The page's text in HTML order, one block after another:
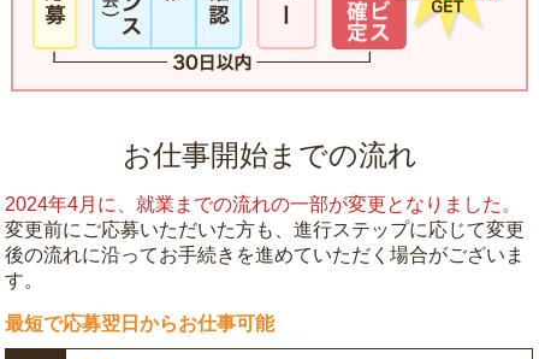
お仕事開始までの流れ
2024年4月に、就業までの流れの一部が変更となりました。
変更前にご応募いただいた方も、進行ステップに応じて変更
後の流れに沿ってお手続きを進めていただく場合がございま
す。
最短で応募翌日からお仕事可能